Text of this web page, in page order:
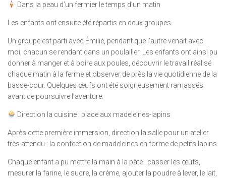
Dans la peau d’un fermier le temps d’un matin
Les enfants ont ensuite été répartis en deux groupes.
Un groupe est parti avec Émilie, pendant que l’autre venait avec
moi, chacun se rendant dans un poulailler. Les enfants ont ainsi pu
donner à manger et à boire aux poules, découvrir le travail réalisé
chaque matin à la ferme et observer de près la vie quotidienne de la
basse-cour. Quelques œufs ont été soigneusement ramassés
avant de poursuivre l’aventure.
Direction la cuisine : place aux madeleines-lapins
Après cette première immersion, direction la salle pour un atelier
très attendu : la confection de madeleines en forme de petits lapins.
Chaque enfant a pu mettre la main à la pâte : casser les œufs,
mesurer la farine, le sucre, la crème, ajouter la poudre à lever, le lait,